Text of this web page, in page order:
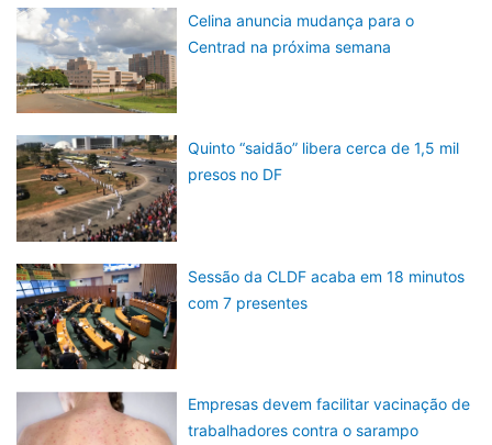
Celina anuncia mudança para o
Centrad na próxima semana
Quinto “saidão” libera cerca de 1,5 mil
presos no DF
Sessão da CLDF acaba em 18 minutos
com 7 presentes
Empresas devem facilitar vacinação de
trabalhadores contra o sarampo